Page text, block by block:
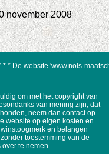
november 2008
De website 'www.nols-
om met het copyright van
van mening zijn, dat
neem dan contact op
website op eigen kosten en
en belangen
toestemming van de
over te nemen.